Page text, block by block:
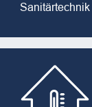
Sanitärtechnik